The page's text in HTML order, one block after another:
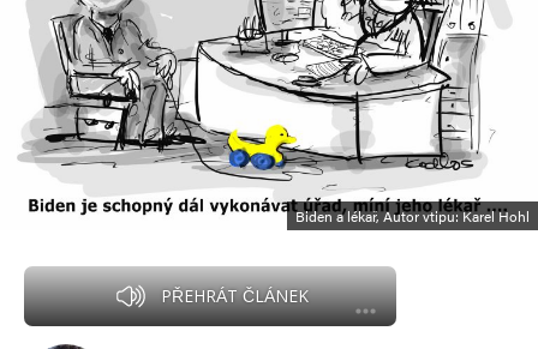
Biden a lékař, Autor vtipu: Karel Hohl
PŘEHRÁT ČLÁNEK